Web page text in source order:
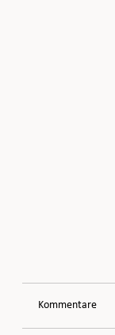
Kommentare